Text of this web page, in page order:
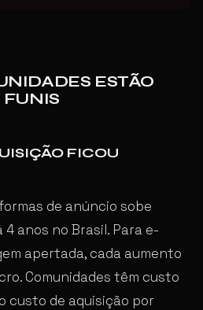
ESTÃO
FICOU
de anúncio sobe
anos no Brasil. Para e-
apertada, cada aumento
Comunidades têm custo
custo de aquisição por